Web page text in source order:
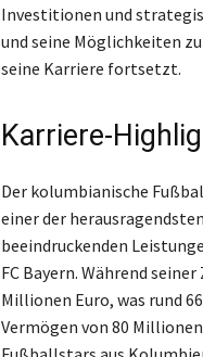
Investitionen und
und seine Möglichkeiten
seine Karriere fortsetzt.
Karriere-
Der kolumbianische
einer der
beeindruckenden
FC Bayern. Während
Millionen Euro, was rund
Vermögen von 80